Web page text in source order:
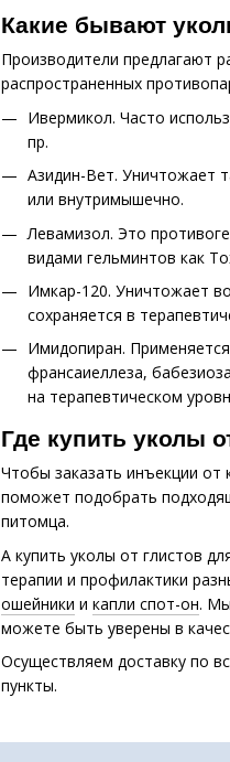
Какие бывают
Производители предлагают
распространенных
Ивермикол. Часто
пр.
Азидин-Вет. Уничтожает
или внутримышечно.
Левамизол. Это
видами гельминтов как
Имкар-120. Уничтожает
сохраняется в
Имидопиран.
франсаиеллеза,
на терапевтическом
Где купить уколы
Чтобы заказать инъекции
поможет подобрать
питомца.
А купить уколы от глистов
терапии и профилактики
ошейники и капли спот-он.
можете быть уверены в
Осуществляем доставку по
пункты.